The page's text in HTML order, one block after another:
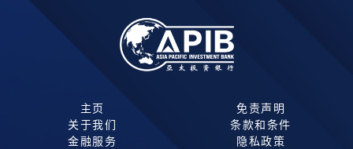
主页
关于我们
金融服务
免责声明
条款和条件
隐私政策